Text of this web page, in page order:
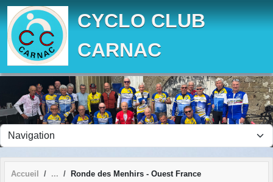
CYCLO CLUB
CARNAC
Accueil Ronde des Menhirs - Ouest France
Panneau de gestion des cookies